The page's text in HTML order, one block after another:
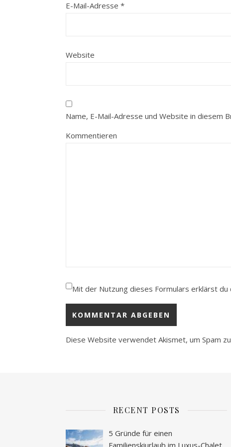
E-Mail-Adresse *
Website
Name, E-Mail-Adresse und Website in diesem
Kommentieren
Mit der Nutzung dieses Formulars erklärst
Diese Website verwendet Akismet, um Spam
RECENT POSTS
5 Gründe für einen
Familienskiurlaub im Luxus-Chalet